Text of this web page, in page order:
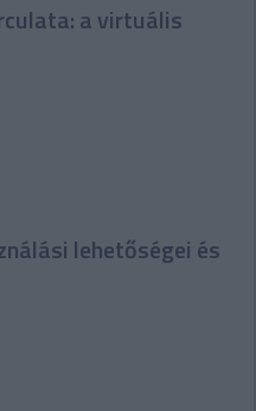
a virtuális
lehetőségei és